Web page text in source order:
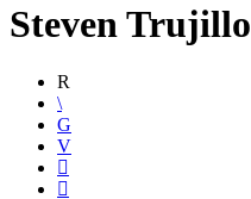
Steven Trujillo